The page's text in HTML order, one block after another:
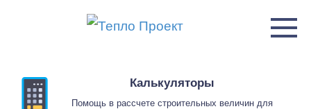
Калькуляторы
Помощь в рассчете строительных величин для